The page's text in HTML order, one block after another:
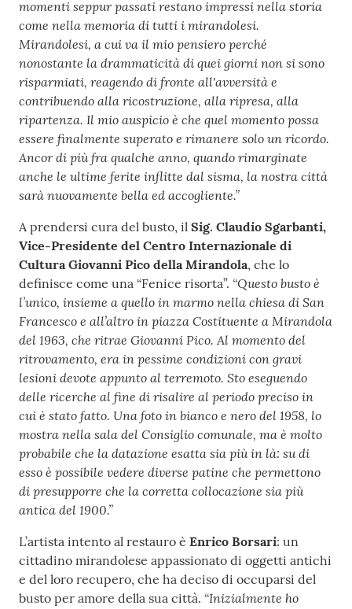
momenti seppur passati restano impressi nella storia
come nella memoria di tutti i mirandolesi.
Mirandolesi, a cui va il mio pensiero perché
nonostante la drammaticità di quei giorni non si sono
risparmiati, reagendo di fronte all'avversità e
contribuendo alla ricostruzione, alla ripresa, alla
ripartenza. Il mio auspicio è che quel momento possa
essere finalmente superato e rimanere solo un ricordo.
Ancor di più fra qualche anno, quando rimarginate
anche le ultime ferite inflitte dal sisma, la nostra città
sarà nuovamente bella ed accogliente.”
A prendersi cura del busto, il Sig. Claudio Sgarbanti,
Vice-Presidente del Centro Internazionale di
Cultura Giovanni Pico della Mirandola, che lo
definisce come una “Fenice risorta”. “Questo busto è
l’unico, insieme a quello in marmo nella chiesa di San
Francesco e all’altro in piazza Costituente a Mirandola
del 1963, che ritrae Giovanni Pico. Al momento del
ritrovamento, era in pessime condizioni con gravi
lesioni devote appunto al terremoto. Sto eseguendo
delle ricerche al fine di risalire al periodo preciso in
cui è stato fatto. Una foto in bianco e nero del 1958, lo
mostra nella sala del Consiglio comunale, ma è molto
probabile che la datazione esatta sia più in là: su di
esso è possibile vedere diverse patine che permettono
di presupporre che la corretta collocazione sia più
antica del 1900.”
L’artista intento al restauro è Enrico Borsari: un
cittadino mirandolese appassionato di oggetti antichi
e del loro recupero, che ha deciso di occuparsi del
busto per amore della sua città. “Inizialmente ho